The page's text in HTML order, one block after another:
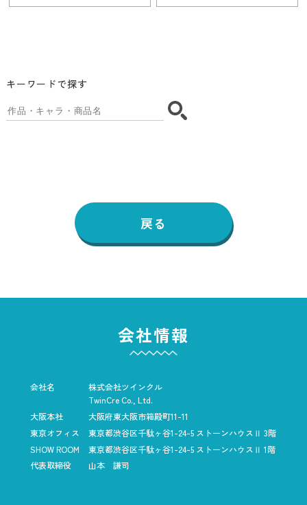
キーワードで探す
戻る
会社情報
会社名
株式会社ツインクル
TwinCre Co., Ltd.
大阪本社
大阪府東大阪市箱殿町11-11
東京オフィス
東京都渋谷区千駄ヶ谷1-24-5 ストーンハウスⅡ 3階
SHOW ROOM
東京都渋谷区千駄ヶ谷1-24-5 ストーンハウスⅡ 1階
代表取締役
山本 謙司